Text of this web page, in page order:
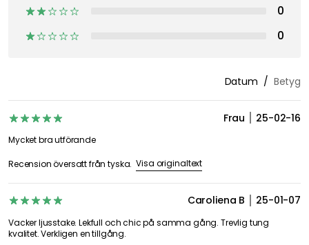
0
0
Datum Betyg
Frau 25-02-16
Mycket bra utförande
Recension översatt från tyska. Visa originaltext
Caroliena B 25-01-07
Vacker ljusstake. Lekfull och chic på samma gång. Trevlig tung
kvalitet. Verkligen en tillgång.